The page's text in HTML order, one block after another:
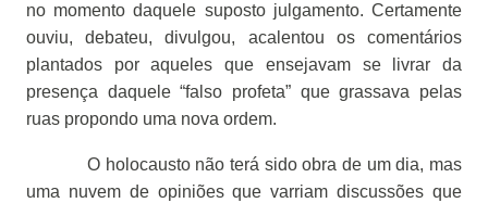
no momento daquele suposto julgamento. Certamente
ouviu, debateu, divulgou, acalentou os comentários
plantados por aqueles que ensejavam se livrar da
presença daquele “falso profeta” que grassava pelas
ruas propondo uma nova ordem.
O holocausto não terá sido obra de um dia, mas
uma nuvem de opiniões que varriam discussões que